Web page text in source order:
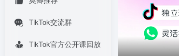
TikTok交流群
TikTok官方公开课回放